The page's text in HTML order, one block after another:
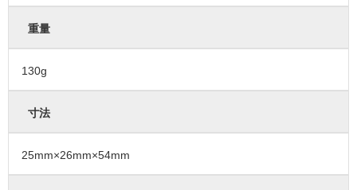
重量
130g
寸法
25mm×26mm×54mm